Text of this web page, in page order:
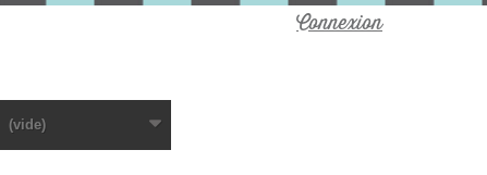
Connexion
(vide)